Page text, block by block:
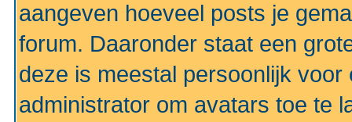
aangeven hoeveel posts je
forum. Daaronder staat een
deze is meestal persoonlijk
administrator om avatars toe te